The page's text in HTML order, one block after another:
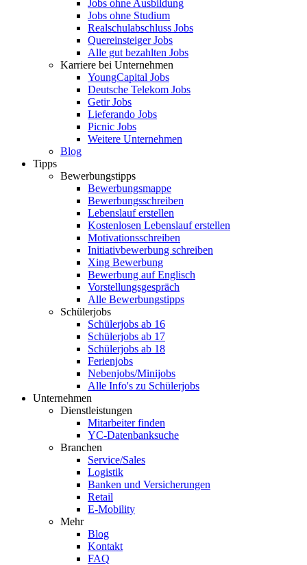
Jobs ohne Ausbildung
Jobs ohne Studium
Realschulabschluss Jobs
Quereinsteiger Jobs
Alle gut bezahlten Jobs
Karriere bei Unternehmen
YoungCapital Jobs
Deutsche Telekom Jobs
Getir Jobs
Lieferando Jobs
Picnic Jobs
Weitere Unternehmen
Blog
Tipps
Bewerbungstipps
Bewerbungsmappe
Bewerbungsschreiben
Lebenslauf erstellen
Kostenlosen Lebenslauf erstellen
Motivationsschreiben
Initiativbewerbung schreiben
Xing Bewerbung
Bewerbung auf Englisch
Vorstellungsgespräch
Alle Bewerbungstipps
Schülerjobs
Schülerjobs ab 16
Schülerjobs ab 17
Schülerjobs ab 18
Ferienjobs
Nebenjobs/Minijobs
Alle Info's zu Schülerjobs
Unternehmen
Dienstleistungen
Mitarbeiter finden
YC-Datenbanksuche
Branchen
Service/Sales
Logistik
Banken und Versicherungen
Retail
E-Mobility
Mehr
Blog
Kontakt
FAQ